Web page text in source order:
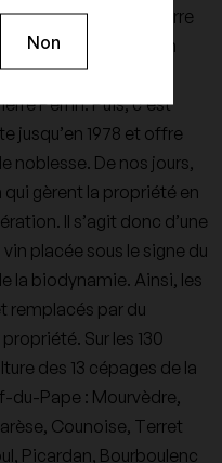
Non
à 1549 quand Pierre
et quelques terres. En
Tramier qui le
Perrin. Puis, c’est
jusqu’en 1978 et offre
noblesse. De nos jours,
gèrent la propriété en
Il s’agit donc d’une
placée sous le signe du
la biodynamie. Ainsi, les
remplacés par du
Sur les 130
des 13 cépages de la
du-Pape : Mourvèdre,
Counoise, Terret
Picardan, Bourboulenc